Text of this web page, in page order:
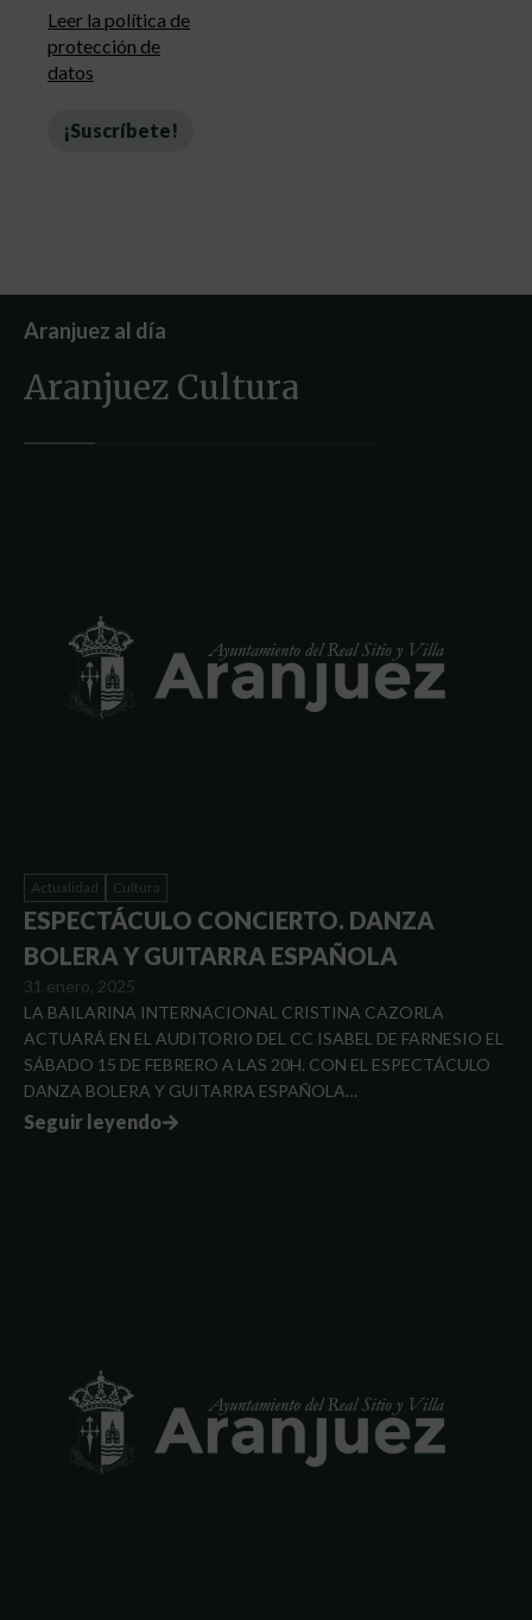
Leer la política de
protección de
datos
Aranjuez al día
Aranjuez Cultura
Actualidad Cultura
ESPECTÁCULO CONCIERTO. DANZA
BOLERA Y GUITARRA ESPAÑOLA
31 enero, 2025
LA BAILARINA INTERNACIONAL CRISTINA CAZORLA
ACTUARÁ EN EL AUDITORIO DEL CC ISABEL DE FARNESIO EL
SÁBADO 15 DE FEBRERO A LAS 20H. CON EL ESPECTÁCULO
DANZA BOLERA Y GUITARRA ESPAÑOLA…
Seguir leyendo